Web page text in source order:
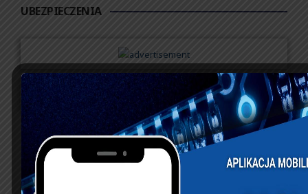
UBEZPIECZENIA
sierpień 2026